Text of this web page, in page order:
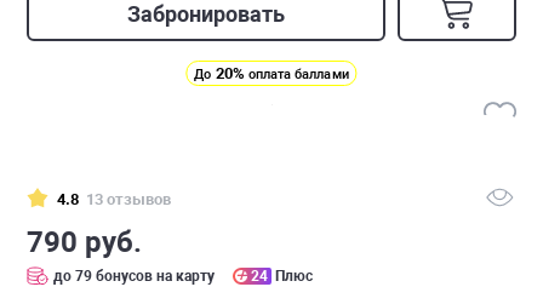
Забронировать
До 20% оплата баллами
4.8 13 отзывов
790 руб.
до 79 бонусов на карту 24 Плюс